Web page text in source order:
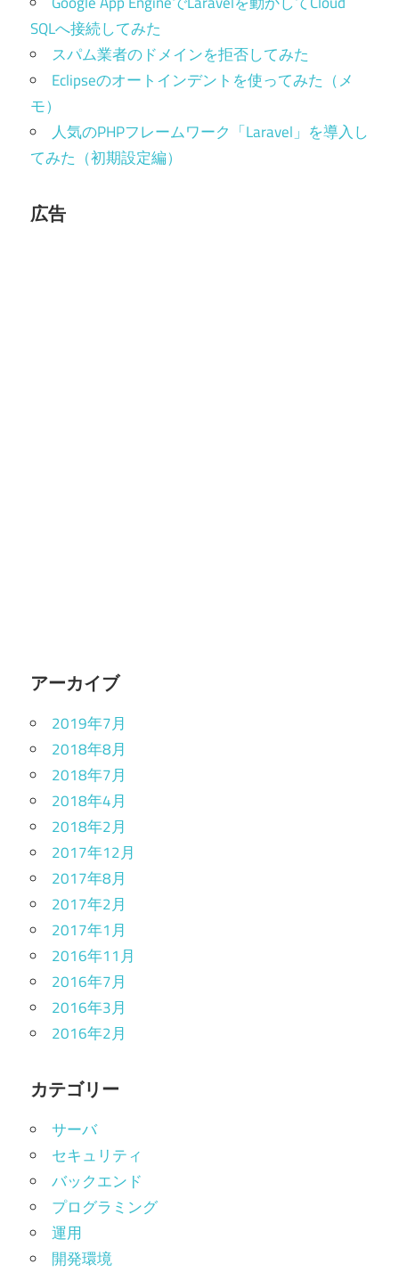
SQLへ接続してみた
スパム業者のドメインを拒否してみた
Eclipseのオートインデントを使ってみた（メ
モ）
人気のPHPフレームワーク「Laravel」を導入し
てみた（初期設定編）
広告
アーカイブ
2019年7月
2018年8月
2018年7月
2018年4月
2018年2月
2017年12月
2017年8月
2017年2月
2017年1月
2016年11月
2016年7月
2016年3月
2016年2月
カテゴリー
サーバ
セキュリティ
バックエンド
プログラミング
運用
開発環境